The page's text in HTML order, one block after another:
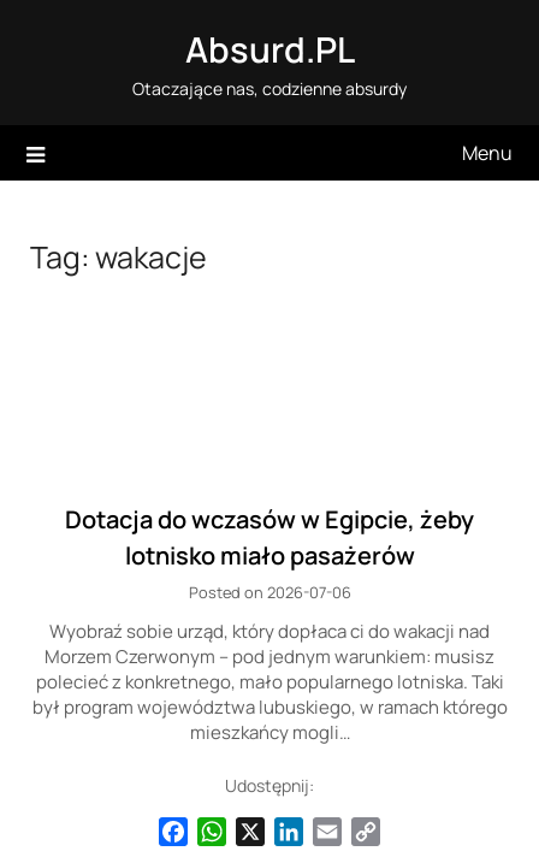
Absurd.PL
Otaczające nas, codzienne absurdy
Menu
Tag: wakacje
Dotacja do wczasów w Egipcie, żeby
lotnisko miało pasażerów
Posted on 2026-07-06
Wyobraź sobie urząd, który dopłaca ci do wakacji nad
Morzem Czerwonym – pod jednym warunkiem: musisz
polecieć z konkretnego, mało popularnego lotniska. Taki
był program województwa lubuskiego, w ramach którego
mieszkańcy mogli…
Udostępnij:
FacebookWhatsAppLinkedIn
Email